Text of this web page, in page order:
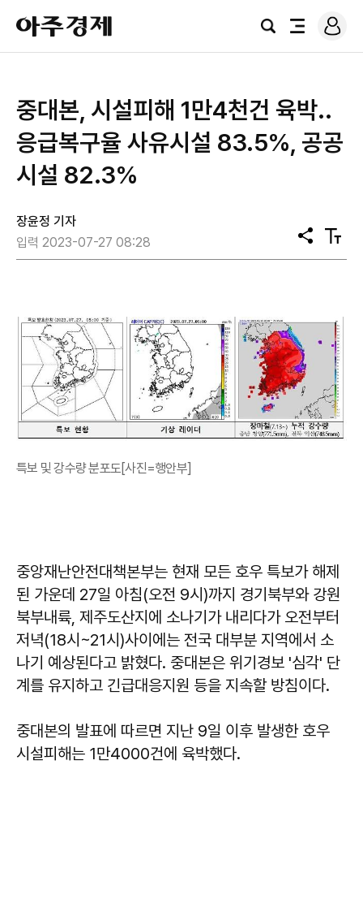
아
주
경
검
전
로
그
중대본, 시설피해 1만4천건 육박..
응급복구율 사유시설 83.5%, 공공
시설 82.3%
장윤정 기자
입력 2023-07-27 08:28
공
유
텍
스
특보 및 강수량 분포도[사진=행안부]
중앙재난안전대책본부는 현재 모든 호우 특보가 해제
된 가운데 27일 아침(오전 9시)까지 경기북부와 강원
북부내륙, 제주도산지에 소나기가 내리다가 오전부터
저녁(18시~21시)사이에는 전국 대부분 지역에서 소
나기 예상된다고 밝혔다. 중대본은 위기경보 '심각' 단
계를 유지하고 긴급대응지원 등을 지속할 방침이다.
중대본의 발표에 따르면 지난 9일 이후 발생한 호우
시설피해는 1만4000건에 육박했다.